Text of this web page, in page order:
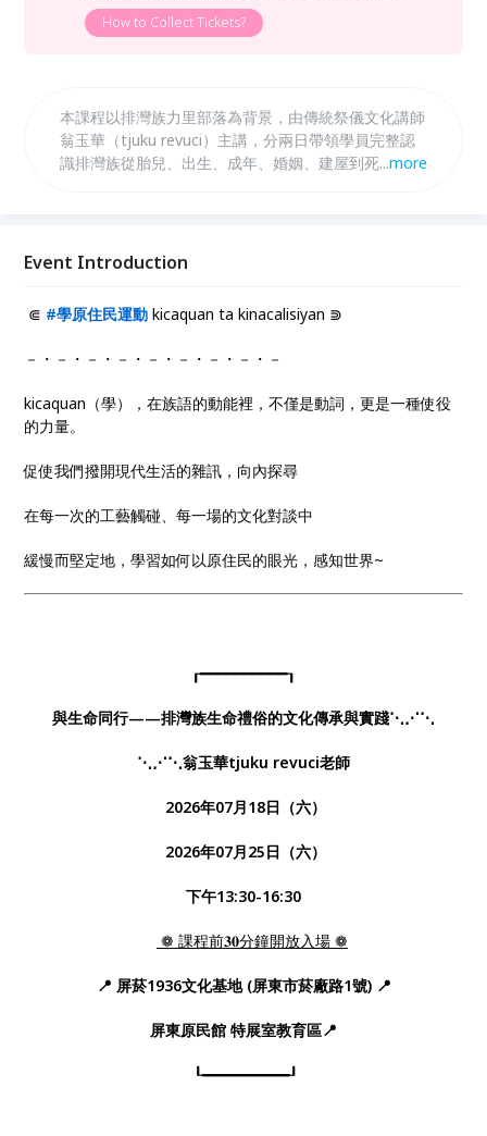
How to Collect Tickets?
​本課程以排灣族力里部落為背景，由傳統祭儀文化講師
翁玉華（tjuku revuci）主講，分兩日帶領學員完整認
識排灣族從胎兒、出生、成年、婚姻、建屋到死亡的生
...more
Event Introduction
⋐ #學原住民運動 kicaquan ta kinacalisiyan ⋑
ㅤ－・－・－・－・－・－・－・－・－
kicaquan（學），在族語的動能裡，不僅是動詞，更是一種使役
的力量。
促使我們撥開現代生活的雜訊，向內探尋
在每一次的工藝觸碰、每一場的文化對談中
緩慢而堅定地，學習如何以原住民的眼光，感知世界~
┎━━━━━━━━━━┒
與生命同行——排灣族生命禮俗的文化傳承與實踐⋱⋰⋱
⋱⋰⋱翁玉華tjuku revuci老師
2026年07月18日（六）
2026年07月25日（六）
下午13:30-16:30
❁ 課程前𝟑𝟎分鐘開放入場 ❁
📍 屏菸1936文化基地 (屏東市菸廠路1號) 📍
屏東原民館 特展室教育區📍
┖━━━━━━━━━━┚